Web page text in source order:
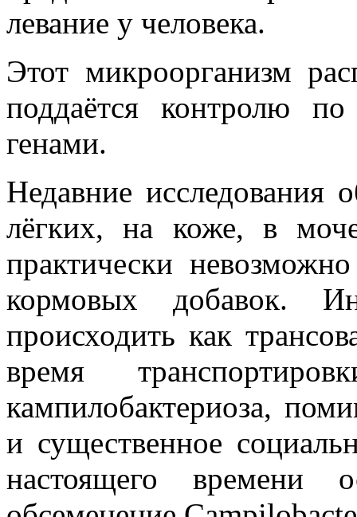
левание у человека.
Этот микроорганизм
поддаётся контролю
генами.
Недавние исследования
лёгких, на коже, в
практически
кормовых добавок.
происходить как
время
кампилобактериоза,
и существенное
настоящего времени